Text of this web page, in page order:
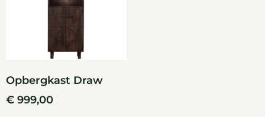
Opbergkast Draw
€ 999,00